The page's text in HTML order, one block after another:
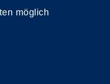
möglich